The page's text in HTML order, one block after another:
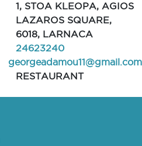
1, STOA KLEOPA, AGIOS
LAZAROS SQUARE,
6018, LARNACA
24623240
georgeadamou11@gmail.com
RESTAURANT